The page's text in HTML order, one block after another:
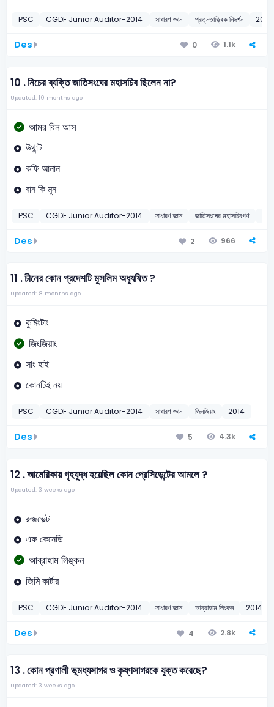
PSC CGDF Junior Auditor-2014 সাধারণ জ্ঞান প্রত্নতাত্ত্বিক নিদর্শন 2014
Des 0 1.1k
10 .নিচের ব্যক্তি জাতিসংঘের মহাসচিব ছিলেন না?
Updated: 10 months ago
আমর বিন আস
উথান্ট
কফি আনান
বান কি মুন
PSC CGDF Junior Auditor-2014 সাধারণ জ্ঞান জাতিসংঘের মহাসচিবগণ
Des 2 966
11 .চীনের কোন প্রদেশটি মুসলিম অধ্যুষিত ?
Updated: 8 months ago
কুমিংটাং
জিংজিয়াং
সাং হাই
কোনটিই নয়
PSC CGDF Junior Auditor-2014 সাধারণ জ্ঞান জিনজিয়াং 2014
Des 5 4.3k
12 .আমেরিকায় গৃহযুদ্ধ হয়েছিল কোন প্রেসিডেন্টের আমলে ?
Updated: 3 weeks ago
রুজভেল্ট
এফ কেনেডি
আব্রাহাম লিঙ্কন
জিমি কার্টার
PSC CGDF Junior Auditor-2014 সাধারণ জ্ঞান আব্রাহাম লিংকন 2014
Des 4 2.8k
13 .কোন প্রণালী ভূমধ্যসাগর ও কৃষ্ণসাগরকে যুক্ত করেছে?
Updated: 3 weeks ago